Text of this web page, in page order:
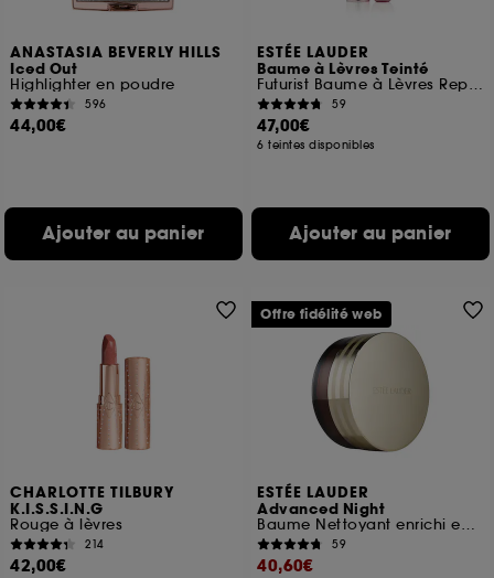
ANASTASIA BEVERLY HILLS
Iced Out
Highlighter en poudre
596
44,00€
Ajouter au panier
ESTÉE LAUDER
Baume à Lèvres Teinté
Futurist Baume à Lèvres Repulpant
59
47,00€
6 teintes disponibles
Ajouter au panier
CHARLOTTE TILBURY
K.I.S.S.I.N.G
Rouge à lèvres
214
42,00€
ESTÉE LAUDER
Advanced Night
Baume Nettoyant enrichi en Huiles Végétales Nourrissantes
59
40,60€
Offre fidélité web